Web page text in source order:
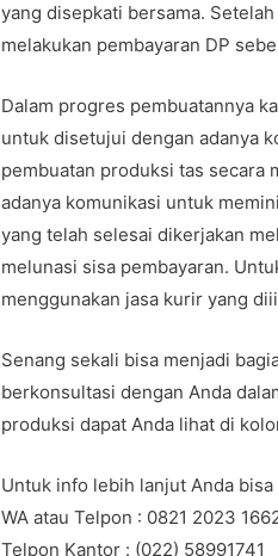
yang disepkati bersama.
melakukan pembayaran DP
Dalam progres pembuatannya
untuk disetujui dengan adanya
pembuatan produksi tas secara
adanya komunikasi untuk
yang telah selesai dikerjakan
melunasi sisa pembayaran.
menggunakan jasa kurir yang
Senang sekali bisa menjadi
berkonsultasi dengan Anda
produksi dapat Anda lihat di
Untuk info lebih lanjut Anda
WA atau Telpon : 0821 2023
Telpon Kantor : (022) 58991741